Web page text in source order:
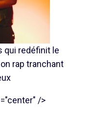
qui redéfinit le
rap tranchant
/>